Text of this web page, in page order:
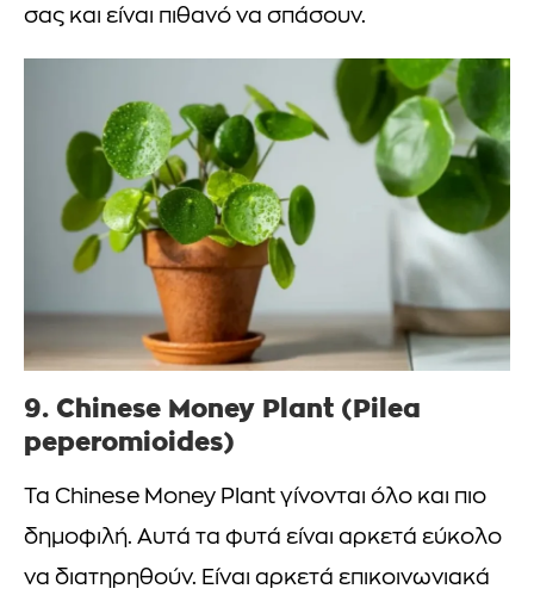
σας και είναι πιθανό να σπάσουν.
9. Chinese Money Plant (Pilea
peperomioides)
Τα Chinese Money Plant γίνονται όλο και πιο
δημοφιλή. Αυτά τα φυτά είναι αρκετά εύκολο
να διατηρηθούν. Είναι αρκετά επικοινωνιακά